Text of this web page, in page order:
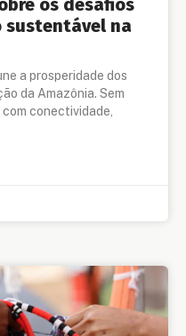
sustentável na
a prosperidade dos
da Amazônia. Sem
conectividade,